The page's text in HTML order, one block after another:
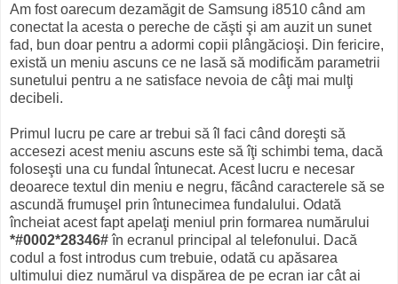
Am fost oarecum dezamăgit de Samsung i8510 când am
conectat la acesta o pereche de căşti şi am auzit un sunet
fad, bun doar pentru a adormi copii plângăcioşi. Din fericire,
există un meniu ascuns ce ne lasă să modificăm parametrii
sunetului pentru a ne satisface nevoia de câţi mai mulţi
decibeli.
Primul lucru pe care ar trebui să îl faci când doreşti să
accesezi acest meniu ascuns este să îţi schimbi tema, dacă
foloseşti una cu fundal întunecat. Acest lucru e necesar
deoarece textul din meniu e negru, făcând caracterele să se
ascundă frumuşel prin întunecimea fundalului. Odată
încheiat acest fapt apelaţi meniul prin formarea numărului
*#0002*28346#în ecranul principal al telefonului. Dacă
codul a fost introdus cum trebuie, odată cu apăsarea
ultimului diez numărul va dispărea de pe ecran iar cât ai